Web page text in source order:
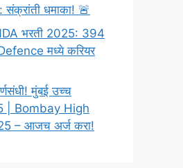
धमाका! 🚨
भरती 2025: 394
मध्ये करियर
मुंबई उच्च
| Bombay High
– आजच अर्ज करा!